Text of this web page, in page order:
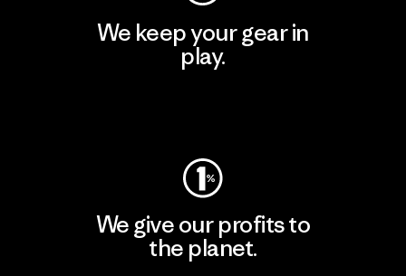
We keep your gear in
play.
We give our profits to
the planet.